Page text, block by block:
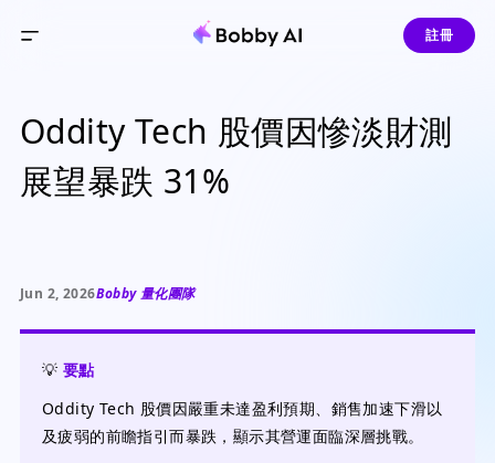
註冊
Oddity Tech 股價因慘淡財測
展望暴跌 31%
Jun 2, 2026Bobby 量化團隊
💡 要點
Oddity Tech 股價因嚴重未達盈利預期、銷售加速下滑以
及疲弱的前瞻指引而暴跌，顯示其營運面臨深層挑戰。